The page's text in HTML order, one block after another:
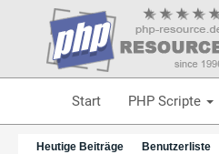
Start PHP Scripte
Heutige Beiträge Benutzerliste